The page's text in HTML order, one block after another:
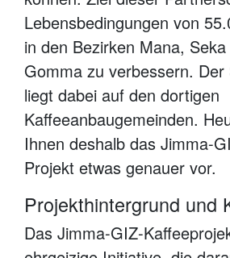
Lebensbedingungen von
in den Bezirken Mana,
Gomma zu verbessern. Der
liegt dabei auf den dortigen
Kaffeeanbaugemeinden.
Ihnen deshalb das Jimma-
Projekt etwas genauer vor.
Projekthintergrund und
Das Jimma-GIZ-